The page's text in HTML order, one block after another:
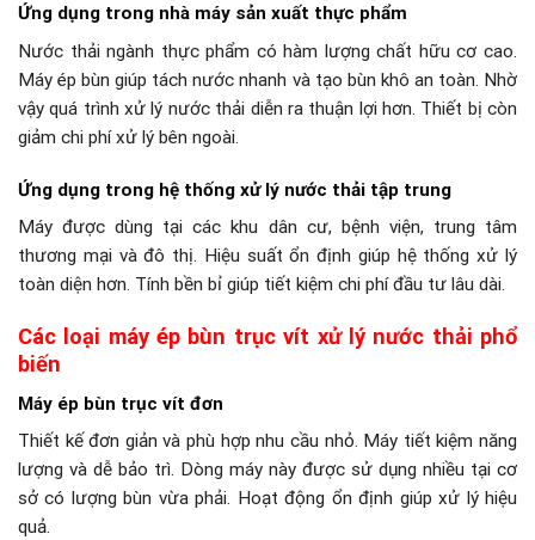
Ứng dụng trong nhà máy sản xuất thực phẩm
Nước thải ngành thực phẩm có hàm lượng chất hữu cơ cao.
Máy ép bùn giúp tách nước nhanh và tạo bùn khô an toàn. Nhờ
vậy quá trình xử lý nước thải diễn ra thuận lợi hơn. Thiết bị còn
giảm chi phí xử lý bên ngoài.
Ứng dụng trong hệ thống xử lý nước thải tập trung
Máy được dùng tại các khu dân cư, bệnh viện, trung tâm
thương mại và đô thị. Hiệu suất ổn định giúp hệ thống xử lý
toàn diện hơn. Tính bền bỉ giúp tiết kiệm chi phí đầu tư lâu dài.
Các loại máy ép bùn trục vít xử lý nước thải phổ
biến
Máy ép bùn trục vít đơn
Thiết kế đơn giản và phù hợp nhu cầu nhỏ. Máy tiết kiệm năng
lượng và dễ bảo trì. Dòng máy này được sử dụng nhiều tại cơ
sở có lượng bùn vừa phải. Hoạt động ổn định giúp xử lý hiệu
quả.